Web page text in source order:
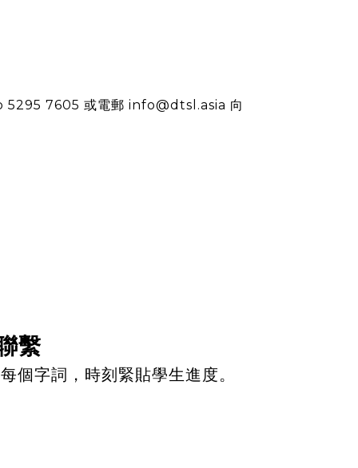
5295 7605 或電郵 info@dtsl.asia 向
繫
個字詞，時刻緊貼學生進度。